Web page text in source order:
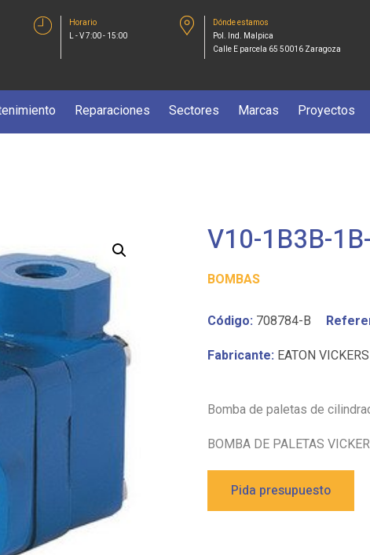
Horario
L - V 7:00 - 15:00
Dónde estamos
Pol. Ind. Malpica
Calle E parcela 65 50016 Zaragoza
Reparaciones Sectores Marcas Proyectos
V10-1B3B-
BOMBAS
Código: 708784-B
Fabricante: EATON VICKERS
Bomba de paletas de
BOMBA DE PALETAS
Pida presupuesto